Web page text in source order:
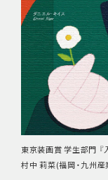
東京装画賞 学生部門 『
村中 莉菜(福岡・九州